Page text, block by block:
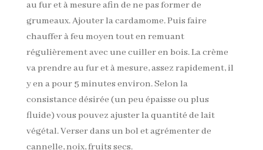
au fur et à mesure afin de ne pas former de
grumeaux. Ajouter la cardamome. Puis faire
chauffer à feu moyen tout en remuant
régulièrement avec une cuiller en bois. La crème
va prendre au fur et à mesure, assez rapidement, il
y en a pour 5 minutes environ. Selon la
consistance désirée (un peu épaisse ou plus
fluide) vous pouvez ajuster la quantité de lait
végétal. Verser dans un bol et agrémenter de
cannelle, noix, fruits secs.